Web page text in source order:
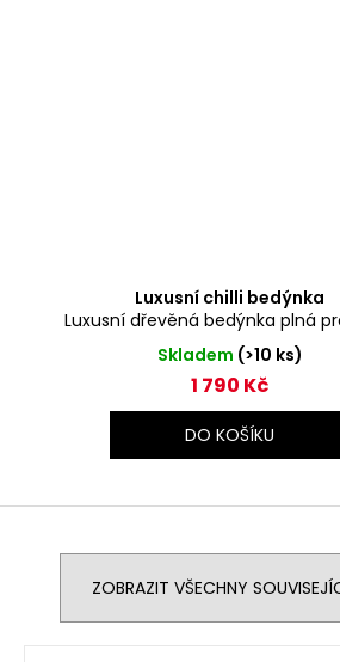
Luxusní chilli bedýnka
Luxusní dřevěná bedýnka plná
Skladem (>10 ks)
1 790 Kč
DO KOŠÍKU
ZOBRAZIT VŠECHNY